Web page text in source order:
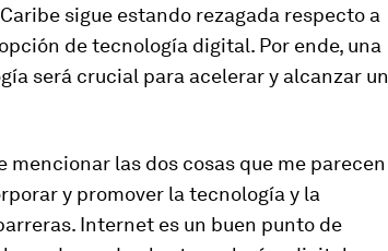
sigue estando rezagada respecto a
de tecnología digital. Por ende, una
será crucial para acelerar y alcanzar un
mencionar las dos cosas que me parecen
y promover la tecnología y la
Internet es un buen punto de